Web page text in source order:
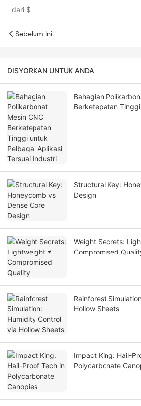
dari $
Sebelum Ini
DISYORKAN UNTUK ANDA
Bahagian
Berketepatan
Structural Key:
Design
Weight Secrets:
Compromised
Rainforest
Hollow Sheets
Impact King: Hail-
Polycarbonate